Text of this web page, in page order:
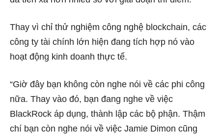
Thay vì chỉ thử nghiệm công nghệ blockchain, các
công ty tài chính lớn hiện đang tích hợp nó vào
hoạt động kinh doanh thực tế.
“Giờ đây bạn không còn nghe nói về các phi công
nữa. Thay vào đó, bạn đang nghe về việc
BlackRock áp dụng, thành lập các bộ phận. Thậm
chí bạn còn nghe nói về việc Jamie Dimon cũng